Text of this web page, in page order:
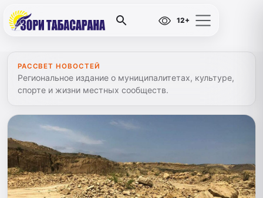
12+
РАССВЕТ НОВОСТЕЙ
Региональное издание о муниципалитетах, культуре,
спорте и жизни местных сообществ.